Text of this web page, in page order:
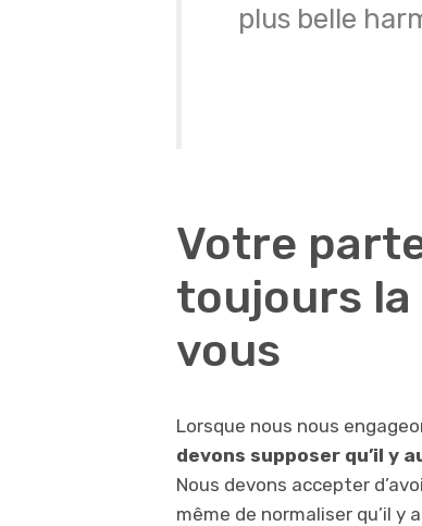
plus belle
Votre
toujours la
vous
Lorsque nous nous
devons supposer qu’il y
Nous devons accepter
même de normaliser qu’il